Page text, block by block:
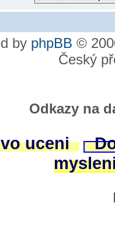
by phpBB ©
Český
Odkazy na
uceni